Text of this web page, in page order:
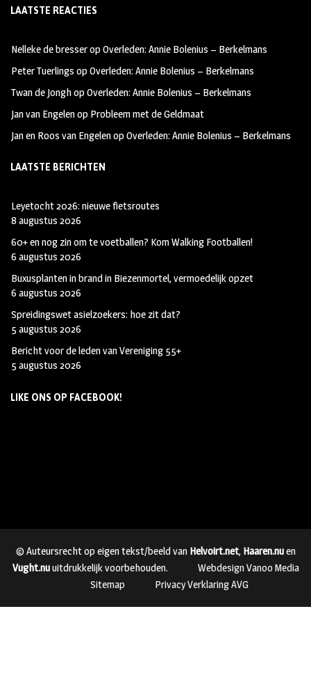
b
oo
k
ag
m
tt
LAATSTE REACTIES
Nelleke de bresseropOverleden: Annie Bolenius – Berkelmans
Peter Tuerlings opOverleden: Annie Bolenius – Berkelmans
Twan de JonghopOverleden: Annie Bolenius – Berkelmans
Jan van Engelenop Probleem met de Geldmaat
Jan en Roos van EngelenopOverleden: Annie Bolenius – Berkelmans
LAATSTE BERICHTEN
Leyetocht 2026: nieuwe fietsroutes
8 augustus 2026
60+ en nog zin om te voetballen? Kom Walking Footballen!
6 augustus 2026
Buxusplanten in brand in Biezenmortel, vermoedelijk opzet
6 augustus 2026
Spreidingswet asielzoekers: hoe zit dat?
5 augustus 2026
Bericht voor de leden van Vereniging 55+
5 augustus 2026
LIKE ONS OP FACEBOOK!
© Auteursrecht op eigen tekst/beeld van Helvoirt.net, Haaren.nuen
Vught.nuuitdrukkelijk voorbehouden.
Webdesign Vanoo Media
Sitemap
Privacy Verklaring AVG